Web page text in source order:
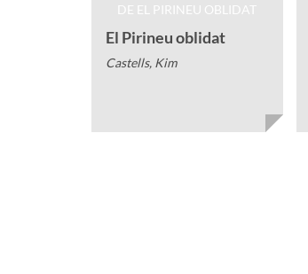
El Pirineu oblidat
Castells, Kim